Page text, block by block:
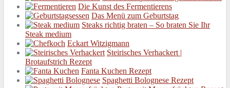
Die Kunst des Fermentierens
Das Menü zum Geburtstag
Steaks richtig braten – So braten Sie Ihr
Steak medium
Eckart Witzigmann
Steirisches Verhackert |
Brotaufstrich Rezept
Fanta Kuchen Rezept
Spaghetti Bolognese Rezept